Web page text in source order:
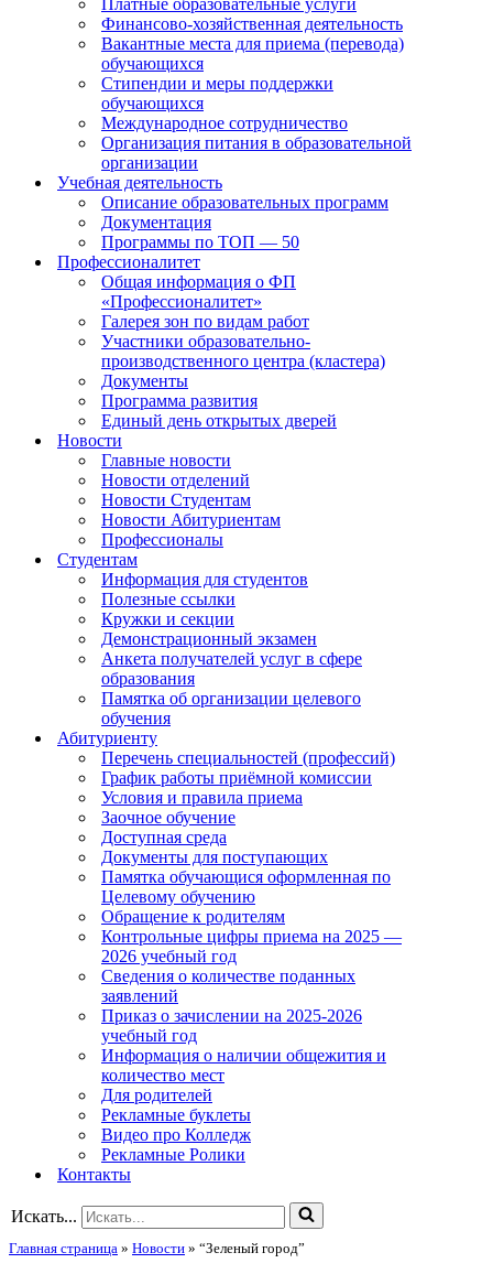
Платные образовательные услуги
Финансово-хозяйственная деятельность
Вакантные места для приема (перевода)
обучающихся
Стипендии и меры поддержки
обучающихся
Международное сотрудничество
Организация питания в образовательной
организации
Учебная деятельность
Описание образовательных программ
Документация
Программы по ТОП — 50
Профессионалитет
Общая информация о ФП
«Профессионалитет»
Галерея зон по видам работ
Участники образовательно-
производственного центра (кластера)
Документы
Программа развития
Единый день открытых дверей
Новости
Главные новости
Новости отделений
Новости Студентам
Новости Абитуриентам
Профессионалы
Студентам
Информация для студентов
Полезные ссылки
Кружки и секции
Демонстрационный экзамен
Анкета получателей услуг в сфере
образования
Памятка об организации целевого
обучения
Абитуриенту
Перечень специальностей (профессий)
График работы приёмной комиссии
Условия и правила приема
Заочное обучение
Доступная среда
Документы для поступающих
Памятка обучающися оформленная по
Целевому обучению
Обращение к родителям
Контрольные цифры приема на 2025 —
2026 учебный год
Сведения о количестве поданных
заявлений
Приказ о зачислении на 2025-2026
учебный год
Информация о наличии общежития и
количество мест
Для родителей
Рекламные буклеты
Видео про Колледж
Рекламные Ролики
Контакты
Искать...
Главная страница » Новости » “Зеленый город”